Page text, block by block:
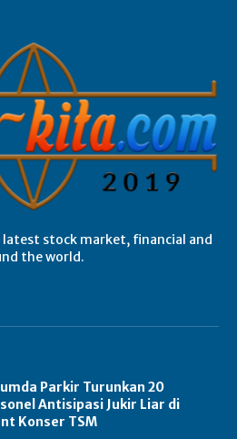
stock market, financial and
the world.
Parkir Turunkan 20
Antisipasi Jukir Liar di
Konser TSM